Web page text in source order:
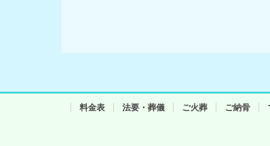
料金表 法要・葬儀 ご火葬 ご納骨